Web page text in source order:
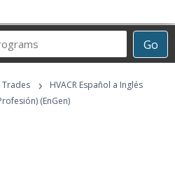
Go
Career
Programs
Trades ›
HVACR Español a Inglés
(EnGen)